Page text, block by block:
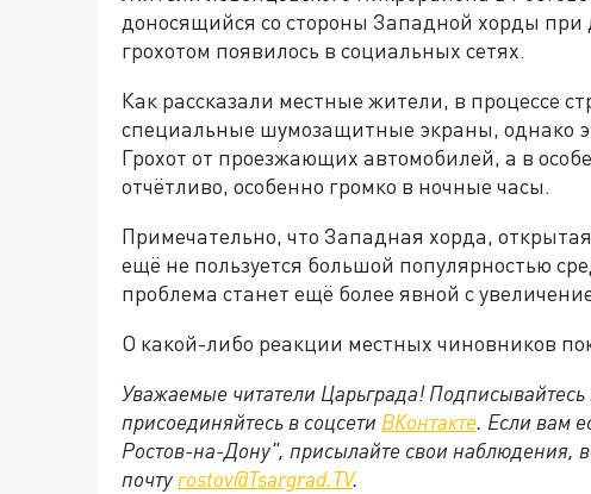
доносящийся со стороны Западной хорды
грохотом появилось в социальных сетях.
Как рассказали местные жители, в процессе
специальные шумозащитные экраны, однако
Грохот от проезжающих автомобилей, а в
отчётливо, особенно громко в ночные часы.
Примечательно, что Западная хорда,
ещё не пользуется большой популярностью
проблема станет ещё более явной с
О какой-либо реакции местных чиновников
Уважаемые читатели Царьграда!
присоединяйтесь в соцсети ВКонтакте. Если вам
Ростов-на-Дону", присылайте свои наблюдения,
почту rostov@Tsargrad.ТV.